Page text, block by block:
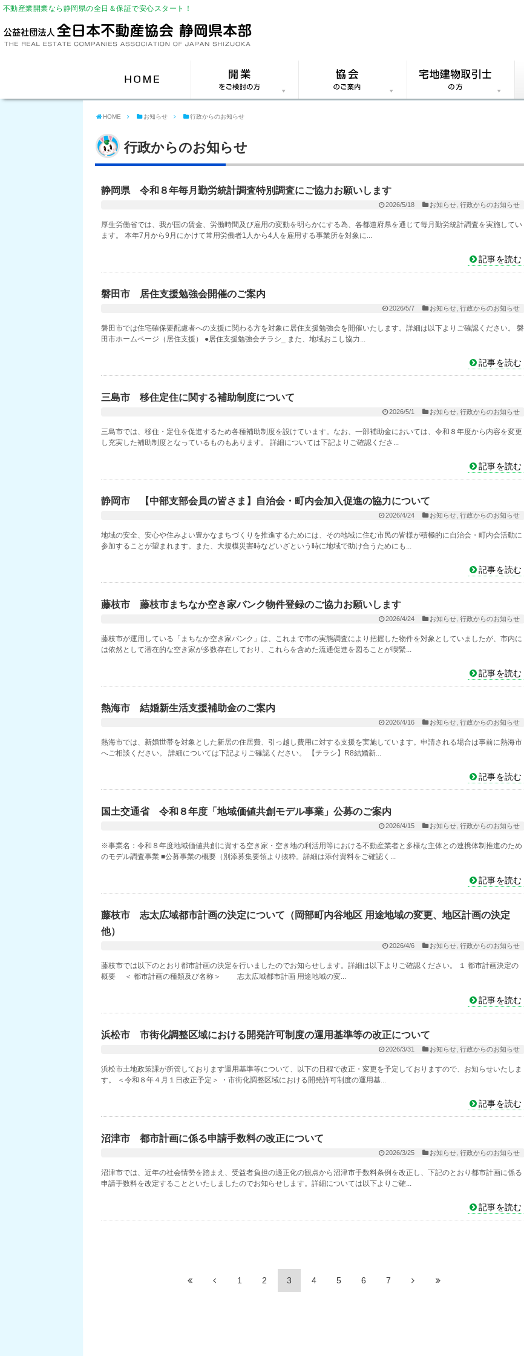
不動産業開業なら静岡県の全日＆保証で安心スタート！
HOME お知らせ 行政からのお知らせ
行政からのお知らせ
静岡県 令和８年毎月勤労統計調査特別調査にご協力お願いします
2026/5/18 お知らせ ,行政からのお知らせ
厚生労働省では、我が国の賃金、労働時間及び雇用の変動を明らかにする為、各都道府県を通じて毎月勤労統計調査を実施してい
ます。 本年7月から9月にかけて常用労働者1人から4人を雇用する事業所を対象に...
記事を読む
磐田市 居住支援勉強会開催のご案内
2026/5/7 お知らせ ,行政からのお知らせ
磐田市では住宅確保要配慮者への支援に関わる方を対象に居住支援勉強会を開催いたします。詳細は以下よりご確認ください。 磐
田市ホームページ（居住支援） ●居住支援勉強会チラシ_ また、地域おこし協力...
記事を読む
三島市 移住定住に関する補助制度について
2026/5/1 お知らせ ,行政からのお知らせ
三島市では、移住・定住を促進するため各種補助制度を設けています。なお、一部補助金においては、令和８年度から内容を変更
し充実した補助制度となっているものもあります。 詳細については下記よりご確認くださ...
記事を読む
静岡市 【中部支部会員の皆さま】自治会・町内会加入促進の協力について
2026/4/24 お知らせ ,行政からのお知らせ
地域の安全、安心や住みよい豊かなまちづくりを推進するためには、その地域に住む市民の皆様が積極的に自治会・町内会活動に
参加することが望まれます。また、大規模災害時などいざという時に地域で助け合うためにも...
記事を読む
藤枝市 藤枝市まちなか空き家バンク物件登録のご協力お願いします
2026/4/24 お知らせ ,行政からのお知らせ
藤枝市が運用している「まちなか空き家バンク」は、これまで市の実態調査により把握した物件を対象としていましたが、市内に
は依然として潜在的な空き家が多数存在しており、これらを含めた流通促進を図ることが喫緊...
記事を読む
熱海市 結婚新生活支援補助金のご案内
2026/4/16 お知らせ ,行政からのお知らせ
熱海市では、新婚世帯を対象とした新居の住居費、引っ越し費用に対する支援を実施しています。申請される場合は事前に熱海市
へご相談ください。 詳細については下記よりご確認ください。 【チラシ】R8結婚新...
記事を読む
国土交通省 令和８年度「地域価値共創モデル事業」公募のご案内
2026/4/15 お知らせ ,行政からのお知らせ
※事業名：令和８年度地域価値共創に資する空き家・空き地の利活用等における不動産業者と多様な主体との連携体制推進のため
のモデル調査事業 ■公募事業の概要（別添募集要領より抜粋。詳細は添付資料をご確認く...
記事を読む
藤枝市 志太広域都市計画の決定について（岡部町内谷地区 用途地域の変更、地区計画の決定
他）
2026/4/6 お知らせ ,行政からのお知らせ
藤枝市では以下のとおり都市計画の決定を行いましたのでお知らせします。詳細は以下よりご確認ください。 １ 都市計画決定の
概要 ＜ 都市計画の種類及び名称＞ 志太広域都市計画 用途地域の変...
記事を読む
浜松市 市街化調整区域における開発許可制度の運用基準等の改正について
2026/3/31 お知らせ ,行政からのお知らせ
浜松市土地政策課が所管しております運用基準等について、以下の日程で改正・変更を予定しておりますので、お知らせいたしま
す。 ＜令和８年４月１日改正予定＞ ・市街化調整区域における開発許可制度の運用基...
記事を読む
沼津市 都市計画に係る申請手数料の改正について
2026/3/25 お知らせ ,行政からのお知らせ
沼津市では、近年の社会情勢を踏まえ、受益者負担の適正化の観点から沼津市手数料条例を改正し、下記のとおり都市計画に係る
申請手数料を改定することといたしましたのでお知らせします。詳細については以下よりご確...
記事を読む
1 2 3 4 5 6 7